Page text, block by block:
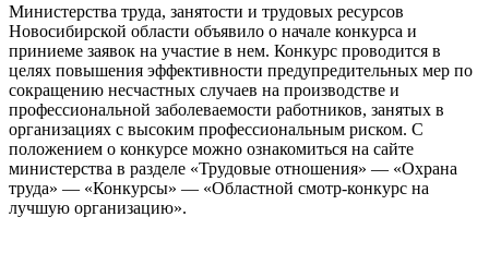
Министерства труда, занятости и трудовых ресурсов
Новосибирской области объявило о начале конкурса и
приниеме заявок на участие в нем. Конкурс проводится в
целях повышения эффективности предупредительных мер по
сокращению несчастных случаев на производстве и
профессиональной заболеваемости работников, занятых в
организациях с высоким профессиональным риском. С
положением о конкурсе можно ознакомиться на сайте
министерства в разделе «Трудовые отношения» — «Охрана
труда» — «Конкурсы» — «Областной смотр-конкурс на
лучшую организацию».